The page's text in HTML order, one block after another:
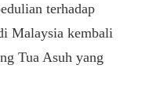
terhadap
Malaysia kembali
Tua Asuh yang